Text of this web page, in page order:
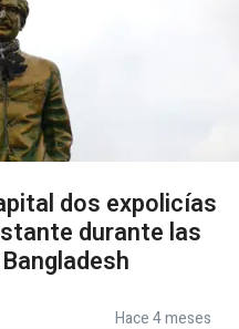
dos expolicías
durante las
Hace 4 meses